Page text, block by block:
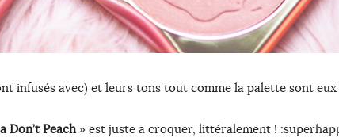
infusés avec) et leurs tons tout comme la palette sont
Don’t Peach» est juste a croquer, littéralement !